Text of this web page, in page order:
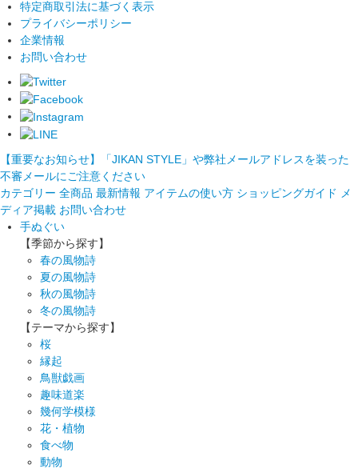
特定商取引法に基づく表示
プライバシーポリシー
企業情報
お問い合わせ
【重要なお知らせ】「JIKAN STYLE」や弊社メールアドレスを装った
不審メールにご注意ください
カテゴリー 全商品 最新情報 アイテムの使い方 ショッピングガイド
メ
ディア掲載 お問い合わせ
手ぬぐい
【季節から探す】
春の風物詩
夏の風物詩
秋の風物詩
冬の風物詩
【テーマから探す】
桜
縁起
鳥獣戯画
趣味道楽
幾何学模様
花・植物
食べ物
動物